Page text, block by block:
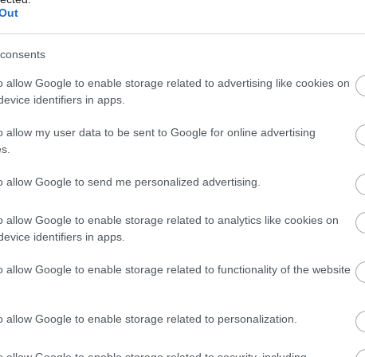
allow Google to enable storage related to advertising like cookies on
identifiers in apps.
allow my user data to be sent to Google for online advertising
allow Google to send me personalized advertising.
allow Google to enable storage related to analytics like cookies on
identifiers in apps.
allow Google to enable storage related to functionality of the website
allow Google to enable storage related to personalization.
beznámrazová technológia Total
systémami Multi AirFlow a Metal-
chod invertorový kompresor.
na zeleninu s reguláciou vlhkosti
potraviny. V spodnej časti spotrebiča
ktorý sa môže podľa potreby
a jedna extra hlboká mraziaca
stojí 1 599 EUR.